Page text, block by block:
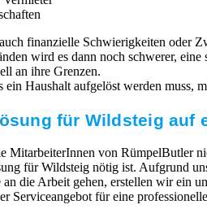
finanzielle Schwierigkeiten oder
wird es dann noch schwerer,
an ihre Grenzen.
ein Haushalt aufgelöst werden
für Wildsteig auf
MitarbeiterInnen von RümpelButler
für Wildsteig nötig ist. Aufgrund
die Arbeit gehen, erstellen wir ein
Serviceangebot für eine